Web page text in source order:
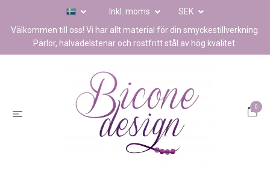
Inkl. moms
SEK
Välkommen till oss! Vi har allt material för din smyckestillverkning.
Pärlor, halvädelstenar och rostfritt stål av hög kvalitet.
0